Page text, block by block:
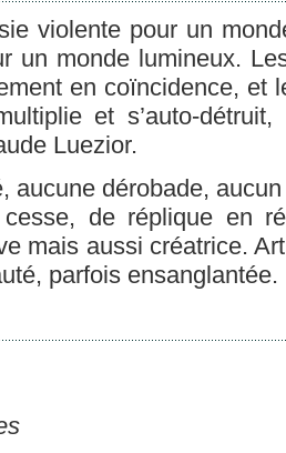
violente pour un
un monde lumineux.
en coïncidence, et
et s’auto-
Luezior.
aucune dérobade,
de réplique en
mais aussi créatrice.
parfois ensanglantée.